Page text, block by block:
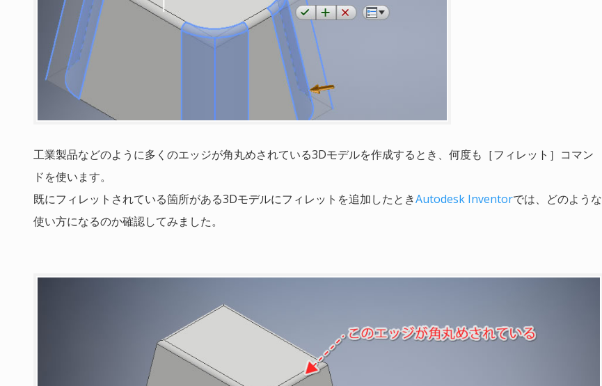
工業製品などのように多くのエッジが角丸めされている3Dモデルを作成するとき、何度も［フィレット］コマン
ドを使います。
既にフィレットされている箇所がある3Dモデルにフィレットを追加したときAutodesk Inventorでは、どのような
使い方になるのか確認してみました。